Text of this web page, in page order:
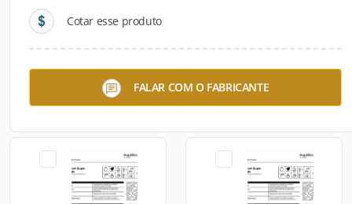
Cotar esse produto
FALAR COM O FABRICANTE
Argamassa Flexível
Pastimont Super Aderente
Branco STO Brasil
Pastimont Super Aderente
Champagne STO Brasil